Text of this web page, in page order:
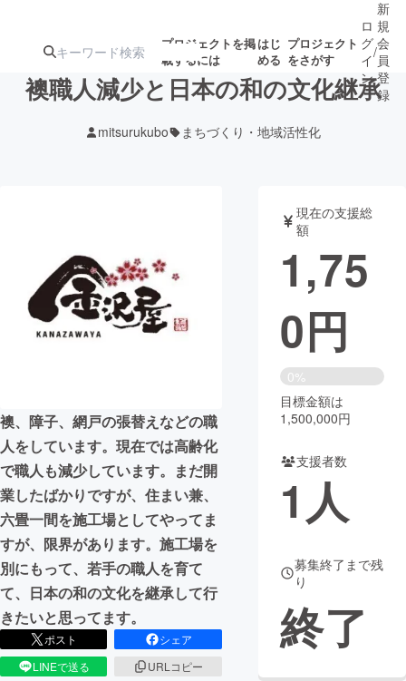
プロジェクトを掲
載するには
はじ
める
プロジェクト
をさがす
テクノロジー・ガジェット ゲーム・
映像・映画
チャレンジ
まちづくり・地域活性化
CAMPFIRE for Social Good
CAMPFIRE Creation
CAMPFIREふるさと納税machi-ya コミュニティ
ロ
グ
イ
ン
/
新
規
会
員
登
録
襖職人減少と日本の和の文化継承
mitsurukubo まちづくり・地域活性化
襖、障子、網戸の張替えなどの職
人をしています。現在では高齢化
で職人も減少しています。まだ開
業したばかりですが、住まい兼、
六畳一間を施工場としてやってま
すが、限界があります。施工場を
別にもって、若手の職人を育て
て、日本の和の文化を継承して行
きたいと思ってます。
ポスト
シェア
LINEで送る
URLコピー
現在の支援総
額
1,75
0円
0%
目標金額は
1,500,000円
支援者数
1人
募集終了まで残
り
終了